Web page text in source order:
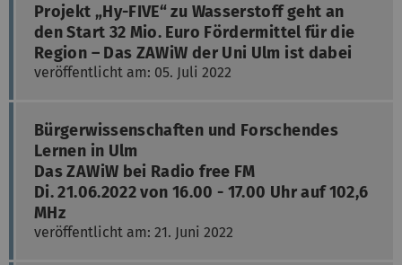
Projekt „Hy-FIVE“ zu Wasserstoff geht an
den Start 32 Mio. Euro Fördermittel für die
Region – Das ZAWiW der Uni Ulm ist dabei
veröffentlicht am: 05. Juli 2022
Bürgerwissenschaften und Forschendes
Lernen in Ulm
Das ZAWiW bei Radio free FM
Di. 21.06.2022 von 16.00 - 17.00 Uhr auf 102,6
MHz
veröffentlicht am: 21. Juni 2022